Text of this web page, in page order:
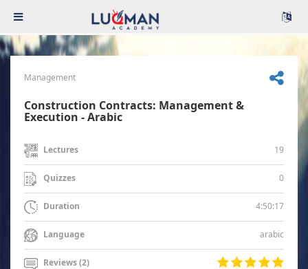
Management
Construction Contracts: Management &
Execution - Arabic
Lectures 19
Quizzes 0
Duration 4:50:17
Language arabic
Reviews (2)